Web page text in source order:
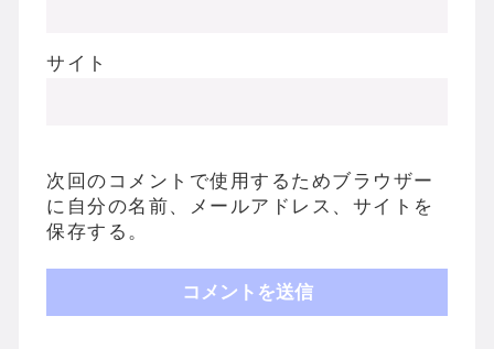
サイト
次回のコメントで使用するためブラウザー
に自分の名前、メールアドレス、サイトを
保存する。